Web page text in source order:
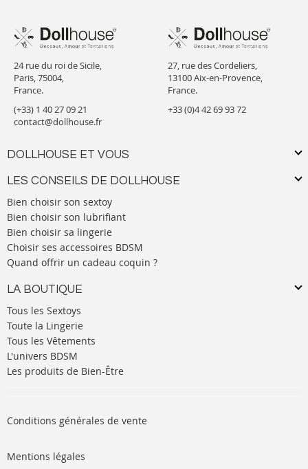
24 rue du roi de Sicile,
Paris, 75004,
France.
(+33) 1 40 27 09 21
contact@dollhouse.fr
DOLLHOUSE ET VOUS
LES CONSEILS DE DOLLHOUSE
Bien choisir son sextoy
Bien choisir son lubrifiant
Bien choisir sa lingerie
Choisir ses accessoires BDSM
Quand offrir un cadeau coquin ?
LA BOUTIQUE
Tous les Sextoys
Toute la Lingerie
Tous les Vêtements
L'univers BDSM
Les produits de Bien-Être
27, rue des Cordeliers,
13100 Aix-en-Provence,
France.
+33 (0)4 42 69 93 72
Conditions générales de vente
Mentions légales